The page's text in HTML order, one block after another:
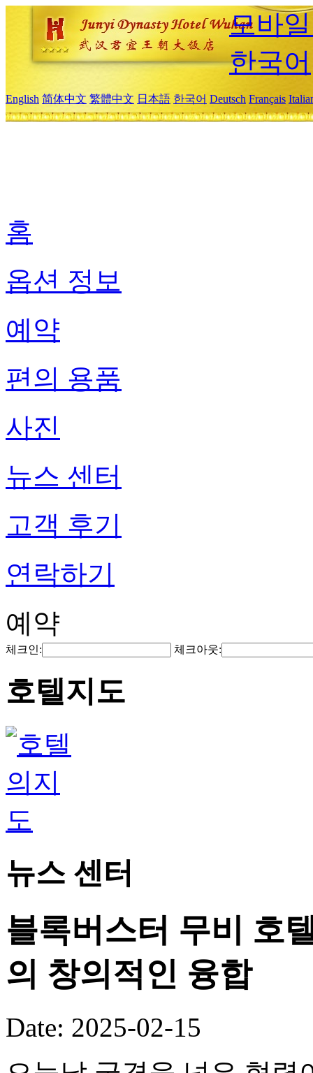
모바
한국어
English 简体中文 繁體中文 日本語 한국어 Deutsch Français
홈
옵션 정보
예약
편의 용품
사진
뉴스 센터
고객 후기
연락하기
예약
체크인: 체크아웃:
호텔지도
뉴스 센터
블록버스터 무비 호
의 창의적인 융합
Date: 2025-02-15